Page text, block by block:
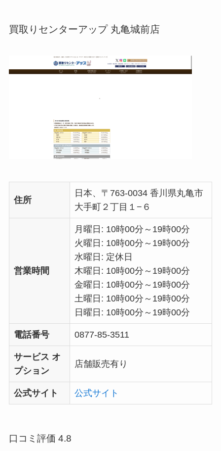
買取りセンターアップ 丸亀城前店
住所
日本、〒763-0034 香川県丸亀市
大手町２丁目１−６
営業時間
月曜日: 10時00分～19時00分
火曜日: 10時00分～19時00分
水曜日: 定休日
木曜日: 10時00分～19時00分
金曜日: 10時00分～19時00分
土曜日: 10時00分～19時00分
日曜日: 10時00分～19時00分
電話番号 0877-85-3511
サービス オ
プション
店舗販売有り
公式サイト 公式サイト
口コミ評価 4.8